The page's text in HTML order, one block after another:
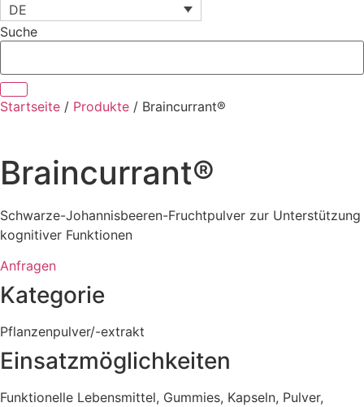
DE
Suche
Startseite / Produkte / Braincurrant®
Braincurrant®
Schwarze-Johannisbeeren-Fruchtpulver zur Unterstützung
kognitiver Funktionen
Anfragen
Kategorie
Pflanzenpulver/-extrakt
Einsatzmöglichkeiten
Funktionelle Lebensmittel, Gummies, Kapseln, Pulver,